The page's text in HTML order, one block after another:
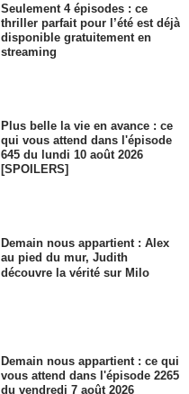
Seulement 4 épisodes : ce
thriller parfait pour l’été est déjà
disponible gratuitement en
streaming
Plus belle la vie en avance : ce
qui vous attend dans l'épisode
645 du lundi 10 août 2026
[SPOILERS]
Demain nous appartient : Alex
au pied du mur, Judith
découvre la vérité sur Milo
Demain nous appartient : ce qui
vous attend dans l'épisode 2265
du vendredi 7 août 2026